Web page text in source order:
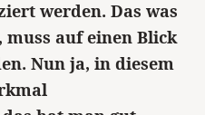
werden. Das was
auf einen Blick
Nun ja, in diesem